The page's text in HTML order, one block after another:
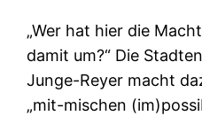
„Wer hat hier die
damit um?“ Die
Junge-Reyer macht
„mit-mischen